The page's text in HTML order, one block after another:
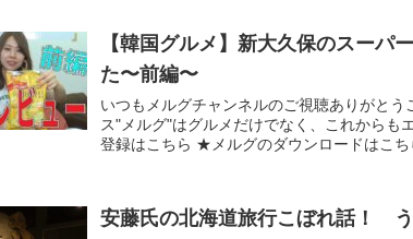
【韓国グルメ】新大久保のスーパ
た〜前編〜
いつもメルグチャンネルのご視聴ありがと
ス"メルグ"はグルメだけでなく、これから
登録はこちら ★メルグのダウンロードはこ
安藤氏の北海道旅行こぼれ話！